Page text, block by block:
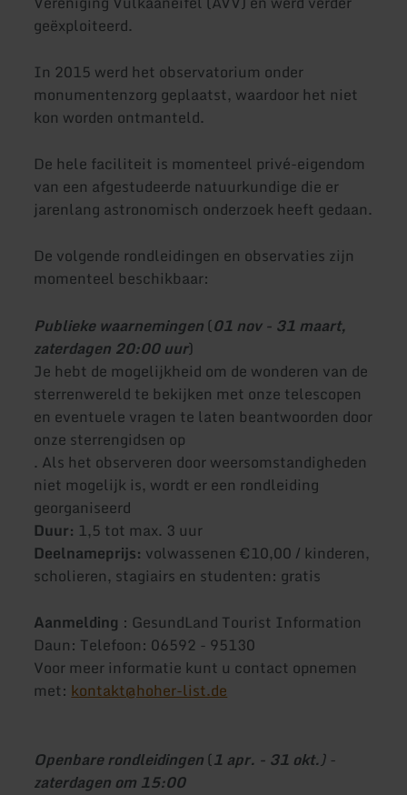
geëxploiteerd.
In 2015 werd het observatorium onder
monumentenzorg geplaatst, waardoor het niet
kon worden ontmanteld.
De hele faciliteit is momenteel privé-eigendom
van een afgestudeerde natuurkundige die er
jarenlang astronomisch onderzoek heeft gedaan.
De volgende rondleidingen en observaties zijn
momenteel beschikbaar:
Publieke waarnemingen(01 nov - 31 maart,
zaterdagen 20:00 uur)
Je hebt de mogelijkheid om de wonderen van de
sterrenwereld te bekijken met onze telescopen
en eventuele vragen te laten beantwoorden door
onze sterrengidsen op
. Als het observeren door weersomstandigheden
niet mogelijk is, wordt er een rondleiding
georganiseerd
Duur: 1,5 tot max. 3 uur
Deelnameprijs: volwassenen €10,00 / kinderen,
scholieren, stagiairs en studenten: gratis
Aanmelding : GesundLand Tourist Information
Daun: Telefoon: 06592 - 95130
Voor meer informatie kunt u contact opnemen
met: kontakt@hoher-list.de
Openbare rondleidingen(1 apr. - 31 okt.) -
zaterdagen om 15:00